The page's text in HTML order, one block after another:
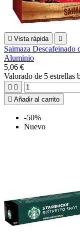
 Vista rápida 
Saimaza Descafeinado
Aluminio
5,06 €
Valorado de 5 estrellas
 
 Añadir al carrito
-50%
Nuevo